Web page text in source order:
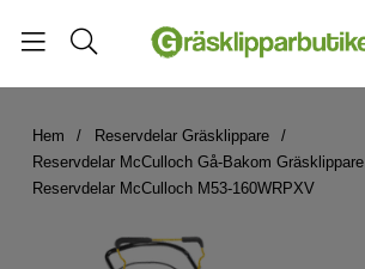
Hem
Reservdelar Gräsklippare
Reservdelar McCulloch Gå-Bakom Gräsklippare
Reservdelar McCulloch M53-160WRPXV